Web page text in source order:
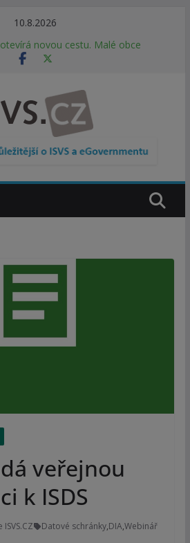
10.8.2026
novou cestu. Malé obce
mohou více spolupracovat
systém dlouhodobého řízení
července v plném provozu
pro architekturu a řízení ICT
z nového jednání
vždy po ruce. SMS ČR spouští
veřejnou
k ISDS
ISVS.CZ Datové schránky,DIA,Webinář